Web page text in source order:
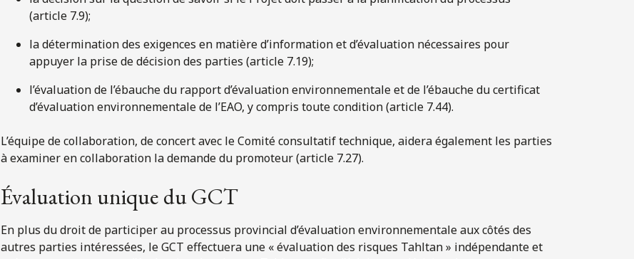
(article 7.9);
la détermination des exigences en matière d’information et d’évaluation nécessaires pour
appuyer la prise de décision des parties (article 7.19);
l’évaluation de l’ébauche du rapport d’évaluation environnementale et de l’ébauche du certificat
d’évaluation environnementale de l’EAO, y compris toute condition (article 7.44).
L’équipe de collaboration, de concert avec le Comité consultatif technique, aidera également les parties
à examiner en collaboration la demande du promoteur (article 7.27).
Évaluation unique du GCT
En plus du droit de participer au processus provincial d’évaluation environnementale aux côtés des
autres parties intéressées, le GCT effectuera une « évaluation des risques Tahltan » indépendante et